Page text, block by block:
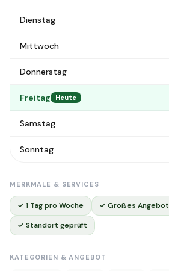
Dienstag
Mittwoch
Donnerstag
Freitag Heute
Samstag
Sonntag
MERKMALE & SERVICES
✓ 1 Tag pro Woche ✓ Großes Angebot
✓ Standort geprüft
KATEGORIEN & ANGEBOT